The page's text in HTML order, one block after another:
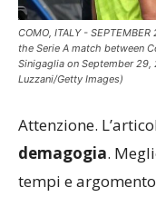
COMO, ITALY -
the Serie A match between
Sinigaglia on September
Luzzani/Getty Images)
Attenzione.
demagogia.
tempi e